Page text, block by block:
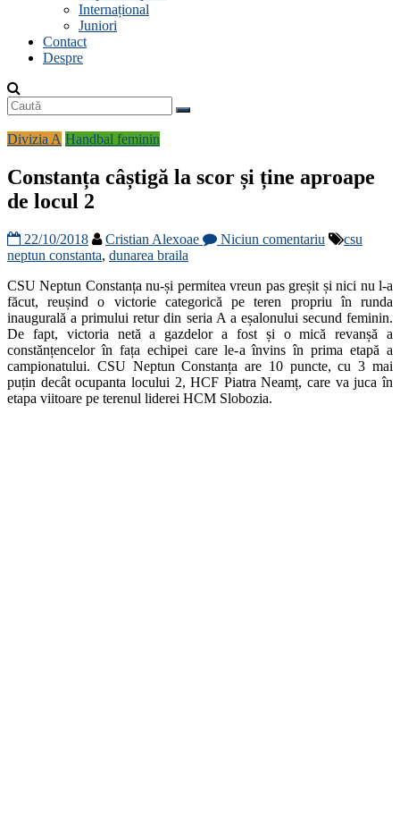
Internațional
Juniori
Contact
Despre
Divizia A Handbal feminin
Constanța câștigă la scor și ține aproape
de locul 2
22/10/2018 Cristian Alexoae Niciun comentariu
csu
neptun constanta, dunarea braila
CSU Neptun Constanța nu-și permitea vreun pas greșit și nici nu l-a
făcut, reușind o victorie categorică pe teren propriu în runda
inaugurală a primului retur din seria A a eșalonului secund feminin.
De fapt, victoria netă a gazdelor a fost și o mică revanșă a
constănțencelor în fața echipei care le-a învins în prima etapă a
campionatului. CSU Neptun Constanța are 10 puncte, cu 3 mai
puțin decât ocupanta locului 2, HCF Piatra Neamț, care va juca în
etapa viitoare pe terenul liderei HCM Slobozia.